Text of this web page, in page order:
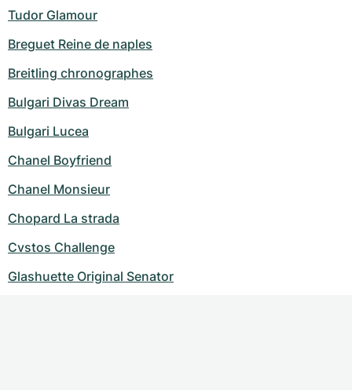
Tudor Glamour
Breguet Reine de naples
Breitling chronographes
Bulgari Divas Dream
Bulgari Lucea
Chanel Boyfriend
Chanel Monsieur
Chopard La strada
Cvstos Challenge
Glashuette Original Senator